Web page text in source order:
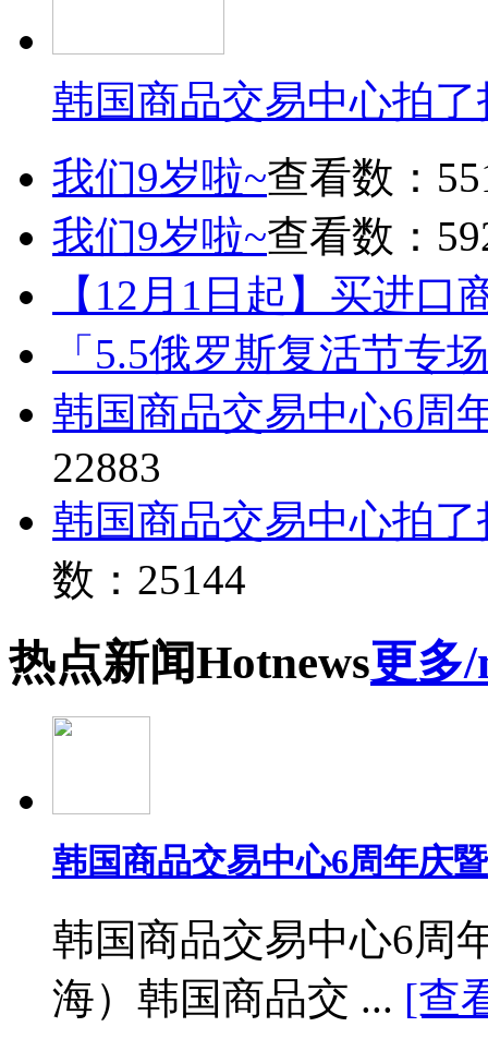
韩国商品交易中心拍
我们9岁啦~查看数：
我们9岁啦~查看数：
【12月1日起】买进口
「5.5俄罗斯复活节专
韩国商品交易中心6周
22883
韩国商品交易中心拍
数：25144
热点新闻Hotnews更多
韩国商品交易中心6周年庆
韩国商品交易中心6周
海）韩国商品交 ... [查